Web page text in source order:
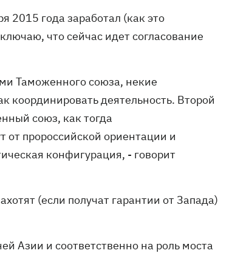
2015 года заработал (как это
что сейчас идет согласование
Таможенного союза, некие
координировать деятельность. Второй
союз, как тогда
от пророссийской ориентации и
конфигурация, - говорит
(если получат гарантии от Запада)
Азии и соответственно на роль моста